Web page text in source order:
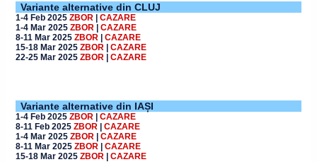
Variante alternative din CLUJ
1-4 Feb 2025 ZBOR | CAZARE
1-4 Mar 2025 ZBOR | CAZARE
8-11 Mar 2025 ZBOR | CAZARE
15-18 Mar 2025 ZBOR | CAZARE
22-25 Mar 2025 ZBOR | CAZARE
Variante alternative din IAȘI
1-4 Feb 2025 ZBOR| CAZARE
8-11 Feb 2025 ZBOR| CAZARE
1-4 Mar 2025 ZBOR| CAZARE
8-11 Mar 2025 ZBOR| CAZARE
15-18 Mar 2025 ZBOR| CAZARE